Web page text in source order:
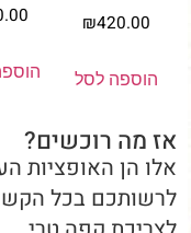
₪420.00
הוספה לסל
אז מה רוכשים?
אלו הן האופציות
לרשותכם בכל